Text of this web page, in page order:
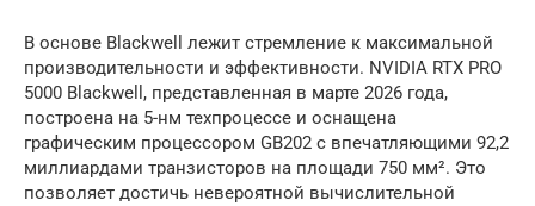
В основе Blackwell лежит стремление к максимальной
производительности и эффективности. NVIDIA RTX PRO
5000 Blackwell, представленная в марте 2026 года,
построена на 5-нм техпроцессе и оснащена
графическим процессором GB202 с впечатляющими 92,2
миллиардами транзисторов на площади 750 мм². Это
позволяет достичь невероятной вычислительной